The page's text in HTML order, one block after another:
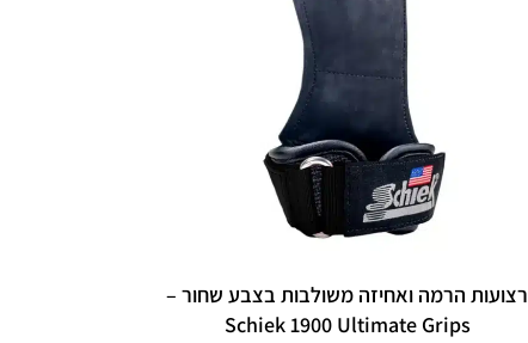
רצועות הרמה ואחיזה משולבות בצבע שחור –
Schiek 1900 Ultimate Grips